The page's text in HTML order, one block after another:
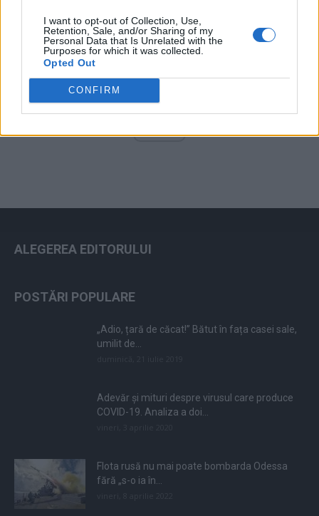
I want to opt-out of Collection, Use,
Retention, Sale, and/or Sharing of my
Personal Data that Is Unrelated with the
Purposes for which it was collected.
Opted Out
CONFIRM
ad
ALEGEREA EDITORULUI
POSTĂRI POPULARE
„Adio, țară de căcat!” Bătut în fața casei sale,
umilit de...
Adevăr și mituri despre virusul care produce
COVID-19. Analiza a doi...
Flota rusă nu mai poate bombarda Odessa
fără „s-o ia în...